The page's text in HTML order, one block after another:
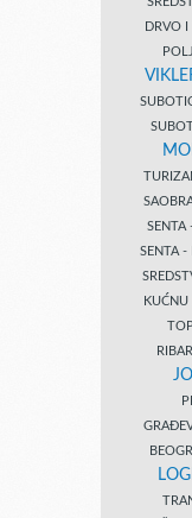
DRVO I
SENTA
SENTA